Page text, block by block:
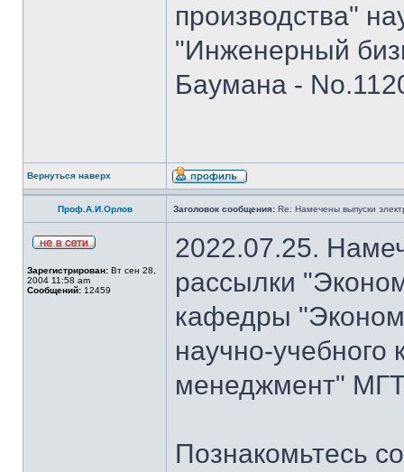
производства"
"Инженерный
Баумана -
Вернуться наверх
Проф.А.И.Орлов Заголовок сообщения: Re: Намечены выпуски
Зарегистрирован: Вт сен 28,
2004 11:58 am
Сообщений: 12459
2022.07.25.
рассылки
кафедры
научно-
менеджмент"
Познакомьтесь